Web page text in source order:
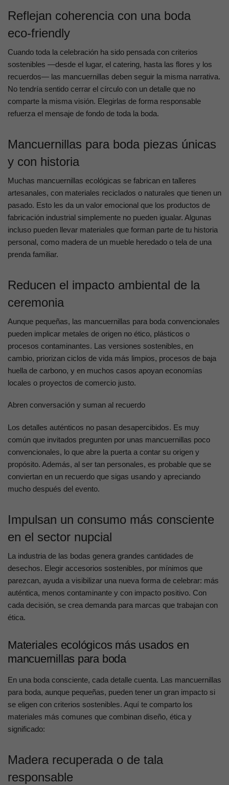
Reflejan coherencia con una boda
eco‑friendly
Cuando toda la celebración ha sido pensada con criterios
sostenibles —desde el lugar, el catering, hasta las flores y los
recuerdos— las mancuernillas deben seguir la misma narrativa.
No tendría sentido cerrar el círculo con un detalle que no
comparte la misma visión. Elegirlas de forma responsable
refuerza el mensaje de fondo de toda la boda.
Mancuernillas para boda piezas únicas
y con historia
Muchas mancuernillas ecológicas se fabrican en talleres
artesanales, con materiales reciclados o naturales que tienen un
pasado. Esto les da un valor emocional que los productos de
fabricación industrial simplemente no pueden igualar. Algunas
incluso pueden llevar materiales que forman parte de tu historia
personal, como madera de un mueble heredado o tela de una
prenda familiar.
Reducen el impacto ambiental de la
ceremonia
Aunque pequeñas, las mancuernillas para boda convencionales
pueden implicar metales de origen no ético, plásticos o
procesos contaminantes. Las versiones sostenibles, en
cambio, priorizan ciclos de vida más limpios, procesos de baja
huella de carbono, y en muchos casos apoyan economías
locales o proyectos de comercio justo.
Abren conversación y suman al recuerdo
Los detalles auténticos no pasan desapercibidos. Es muy
común que invitados pregunten por unas mancuernillas poco
convencionales, lo que abre la puerta a contar su origen y
propósito. Además, al ser tan personales, es probable que se
conviertan en un recuerdo que sigas usando y apreciando
mucho después del evento.
Impulsan un consumo más consciente
en el sector nupcial
La industria de las bodas genera grandes cantidades de
desechos. Elegir accesorios sostenibles, por mínimos que
parezcan, ayuda a visibilizar una nueva forma de celebrar: más
auténtica, menos contaminante y con impacto positivo. Con
cada decisión, se crea demanda para marcas que trabajan con
ética.
Materiales ecológicos más usados en
mancuernillas para boda
En una boda consciente, cada detalle cuenta. Las mancuernillas
para boda, aunque pequeñas, pueden tener un gran impacto si
se eligen con criterios sostenibles. Aquí te comparto los
materiales más comunes que combinan diseño, ética y
significado:
Madera recuperada o de tala
responsable